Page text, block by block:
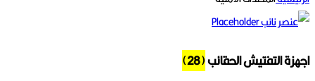
اجهزة التفتيش الحقائب(28)